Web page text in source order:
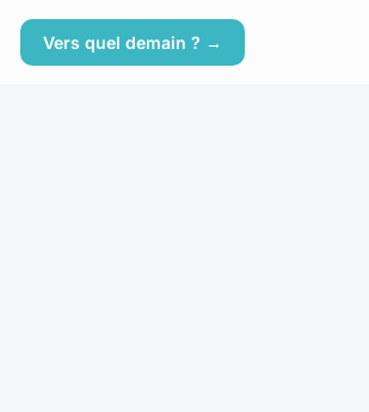
Vers quel demain ? →